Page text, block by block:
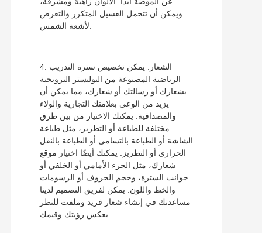
ويمكن أن تتحمل الغسيل المتكرر والتعرض
4. الشعار: يمكن تخصيص سترة التدريب
الرياضية المصنوعة من البوليستر الترويجية
بشعارك أو رسالتك أو شعارك، مما يمكن أن
يزيد من الوعي بعلامتك التجارية والولاء
والمصداقية. يمكنك الاختيار من بين طرق
مختلفة للطباعة أو التطريز، مثل طباعة
الشاشة أو الطباعة بالتسامي أو الطباعة بالنقل
الحراري أو التطريز. يمكنك أيضًا اختيار موقع
شعارك، مثل الجزء الأمامي أو الخلفي أو
جوانب السترة، وحجم الحروف أو الرسومات
والخط واللون. يمكن لفريق التصميم لدينا
مساعدتك في إنشاء شعار فريد وملفت للنظر
يعكس رؤيتك وقيمك.